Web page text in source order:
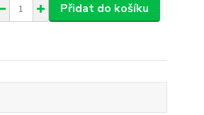
Přidat do košíku